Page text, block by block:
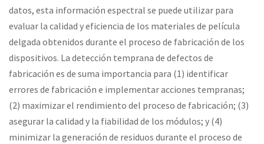
datos, esta información espectral se puede utilizar para
evaluar la calidad y eficiencia de los materiales de película
delgada obtenidos durante el proceso de fabricación de los
dispositivos. La detección temprana de defectos de
fabricación es de suma importancia para (1) identificar
errores de fabricación e implementar acciones tempranas;
(2) maximizar el rendimiento del proceso de fabricación; (3)
asegurar la calidad y la fiabilidad de los módulos; y (4)
minimizar la generación de residuos durante el proceso de